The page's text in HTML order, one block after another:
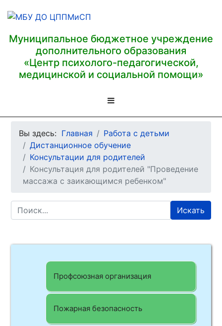
Муниципальное бюджетное учреждение
дополнительного образования
«Центр психолого-педагогической,
медицинской и социальной помощи»
Вы здесь: Главная
Работа с детьми
Дистанционное обучение
Консультации для родителей
Консультация для родителей "Проведение
массажа с заикающимся ребенком"
Искать
Профсоюзная организация
Пожарная безопасность